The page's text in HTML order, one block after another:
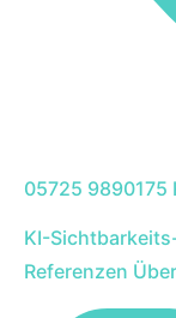
05725 9890175
KI-
Referenzen